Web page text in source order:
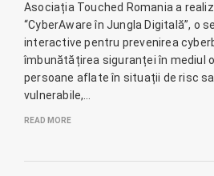
Asociația Touched Romania a
“CyberAware în Jungla Digitală”, o
interactive pentru prevenirea
îmbunătățirea siguranței în mediul
persoane aflate în situații de risc
vulnerabile,…
READ MORE